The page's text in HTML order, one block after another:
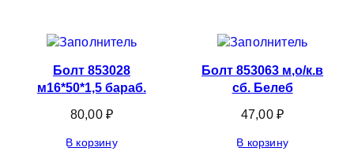
Болт 853028
м16*50*1,5 бараб.
80,00 ₽
В корзину
Болт 853063 м,о/к.в
сб. Белеб
47,00₽
В корзину